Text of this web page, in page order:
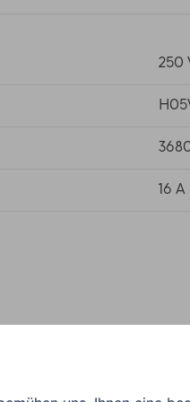
250
16 A